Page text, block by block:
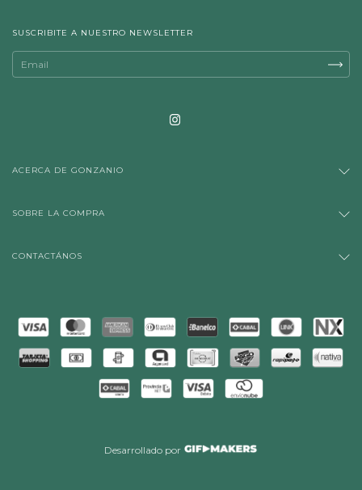
SUSCRIBITE A NUESTRO NEWSLETTER
ACERCA DE GONZANIO
SOBRE LA COMPRA
CONTACTÁNOS
Desarrollado por